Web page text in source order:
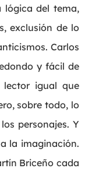
lógica del tema,
exclusión de lo
Carlos
y fácil de
lector igual que
sobre todo, lo
personajes. Y
la imaginación.
Briceño cada